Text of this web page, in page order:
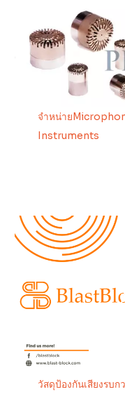
จำหน่าย
Instruments
วัสดุป้องกันเสียงรบ